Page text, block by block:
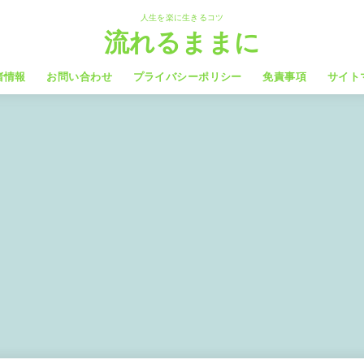
人生を楽に生きるコツ
流れるままに
情報 お問い合わせ プライバシーポリシー 免責事項 サイト